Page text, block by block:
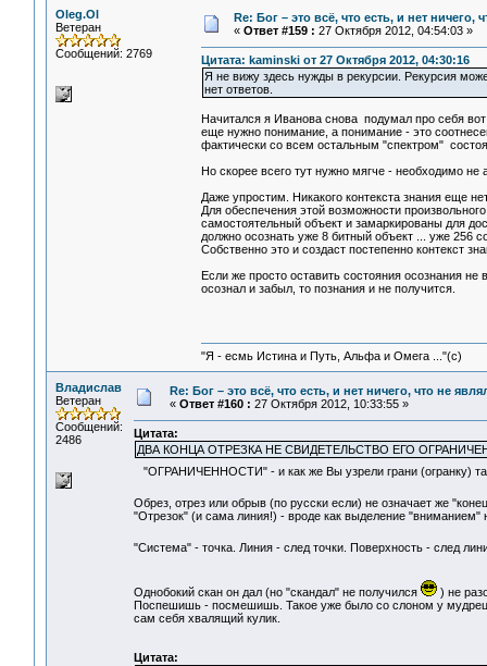
Oleg.Ol
Ветеран
Сообщений: 2769
Re: Бог – это всё, что есть, и нет
« Ответ #159 : 27 Октября 2012, 04:54:03 »
Цитата: kaminski от 27 Октября 2012, 04:30:16
Я не вижу здесь нужды в рекурсии. Рекурсия
нет ответов.
Начитался я Иванова снова подумал про себя
еще нужно понимание, а понимание - это
фактически со всем остальным "спектром"
Но скорее всего тут нужно мягче - необходимо
Даже упростим. Никакого контекста знания еще
Для обеспечения этой возможности
самостоятельный объект и замаркированы для
должно осознать уже 8 битный объект ... уже 256
Собственно это и создаст постепенно контекст
Если же просто оставить состояния осознания
осознал и забыл, то познания и не получится.
"Я - есмь Истина и Путь, Альфа и Омега ..."(с)
Владислав
Ветеран
Сообщений:
2486
Re: Бог – это всё, что есть, и нет ничего, что не
« Ответ #160 : 27 Октября 2012, 10:33:55 »
Цитата:
ДВА КОНЦА ОТРЕЗКА НЕ СВИДЕТЕЛЬСТВО ЕГО
"ОГРАНИЧЕННОСТИ" - и как же Вы узрели грани (огранку)
Обрез, отрез или обрыв (по русски если) не означает же
"Отрезок" (и сама линия!) - вроде как выделение "вниманием"
"Система" - точка. Линия - след точки. Поверхность - след
Однобокий скан он дал (но "скандал" не получился
) не
Поспешишь - посмешишь. Такое уже было со слоном у
сам себя хвалящий кулик.
Цитата: